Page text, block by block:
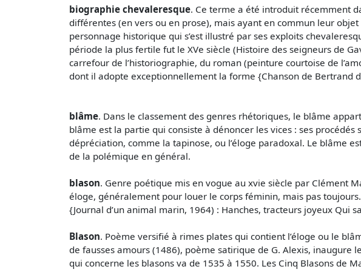
biographie chevaleresque. Ce terme a été introduit récemment
différentes (en vers ou en prose), mais ayant en commun leur
personnage historique qui s’est illustré par ses exploits
période la plus fertile fut le XVe siècle (Histoire des seigneurs de
carrefour de l’historiographie, du roman (peinture courtoise de
dont il adopte exceptionnellement la forme {Chanson de Bertrand
blâme. Dans le classement des genres rhétoriques, le blâme
blâme est la partie qui consiste à dénoncer les vices : ses
dépréciation, comme la tapinose, ou l’éloge paradoxal. Le blâme
de la polémique en général.
blason. Genre poétique mis en vogue au xvie siècle par Clément
éloge, généralement pour louer le corps féminin, mais pas
{Journal d’un animal marin, 1964) : Hanches, tracteurs joyeux Qui
Blason. Poème versifié à rimes plates qui contient l’éloge ou le
de fausses amours (1486), poème satirique de G. Alexis, inaugure
qui concerne les blasons va de 1535 à 1550. Les Cinq Blasons de